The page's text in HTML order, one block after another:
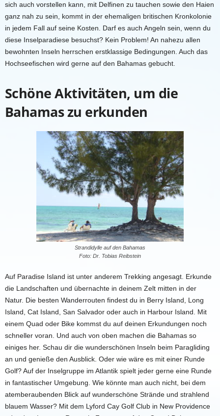
sich auch vorstellen kann, mit Delfinen zu tauchen sowie den Haien
ganz nah zu sein, kommt in der ehemaligen britischen Kronkolonie
in jedem Fall auf seine Kosten. Darf es auch Angeln sein, wenn du
diese Inselparadiese besuchst? Kein Problem! An nahezu allen
bewohnten Inseln herrschen erstklassige Bedingungen. Auch das
Hochseefischen wird gerne auf den Bahamas gebucht.
SchöneAktivitäten, um die
Bahamaszu erkunden
Strandidylle auf den Bahamas
Foto: Dr. Tobias Reibstein
Auf Paradise Island ist unter anderem Trekking angesagt. Erkunde
die Landschaften und übernachte in deinem Zelt mitten in der
Natur. Die besten Wanderrouten findest du in Berry Island, Long
Island, Cat Island, San Salvador oder auch in Harbour Island.
Mit
einem Quad oder Bike kommst du auf deinen Erkundungen noch
schneller voran. Und auch von oben machen die Bahamas so
einiges her. Schau dir die wunderschönen Inseln beim Paragliding
an und genieße den Ausblick. Oder wie wäre es mit einer Runde
Golf? Auf der Inselgruppe im Atlantik spielt jeder gerne eine Runde
in fantastischer Umgebung. Wie könnte man auch nicht, bei dem
atemberaubenden Blick auf wunderschöne Strände und strahlend
blauem Wasser? Mit dem Lyford Cay Golf Club in New Providence